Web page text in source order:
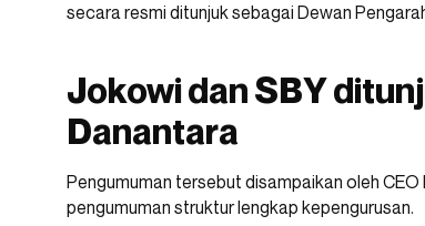
secara resmi ditunjuk sebagai Dewan
Jokowi dan SBY
Danantara
Pengumuman tersebut disampaikan oleh
pengumuman struktur lengkap kepengurusan.